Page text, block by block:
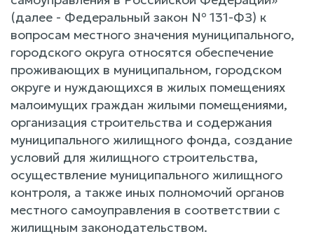
(далее - Федеральный закон № 131-ФЗ) к
вопросам местного значения муниципального,
городского округа относятся обеспечение
проживающих в муниципальном, городском
округе и нуждающихся в жилых помещениях
малоимущих граждан жилыми помещениями,
организация строительства и содержания
муниципального жилищного фонда, создание
условий для жилищного строительства,
осуществление муниципального жилищного
контроля, а также иных полномочий органов
местного самоуправления в соответствии с
жилищным законодательством.